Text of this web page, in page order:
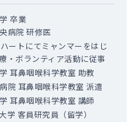
卒業
病院 研修医
ートにてミャンマーをはじ
・ボランティア活動に従事
耳鼻咽喉科学教室 助教
院 耳鼻咽喉科学教室 派遣
耳鼻咽喉科学教室 講師
学 客員研究員（留学）